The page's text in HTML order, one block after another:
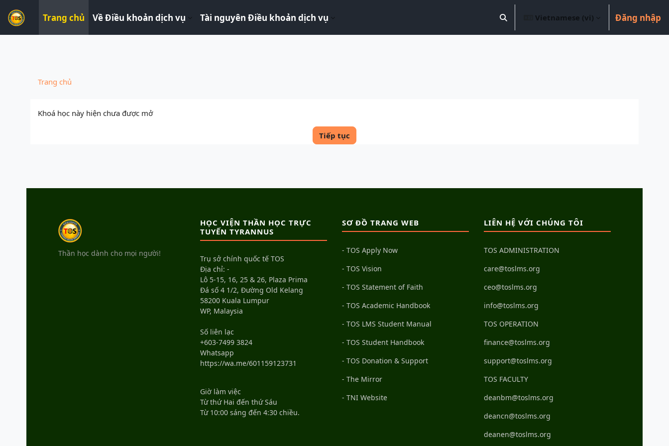
----------------------------
Chuyển tới nội dung chính
Trang chủ Về Điều khoản dịch vụ Tài nguyên Điều khoản dịch vụ Chuyển đổi chọn tìm kiếm
Vietnamese ‎(vi)‎ Đăng nhập
Trang chủ
Khoá học này hiện chưa được mở
Tiếp tục
Thần học dành cho mọi người!
HỌC VIỆN THẦN HỌC TRỰC
TUYẾN TYRANNUS
Trụ sở chính quốc tế TOS
Địa chỉ: -
Lô 5-15, 16, 25 & 26, Plaza Prima
Đá số 4 1/2, Đường Old Kelang
58200 Kuala Lumpur
WP, Malaysia
Số liên lạc
+603-7499 3824
Whatsapp
https://wa.me/601159123731
Giờ làm việc
Từ thứ Hai đến thứ Sáu
Từ 10:00 sáng đến 4:30 chiều.
SƠ ĐỒ TRANG WEB
- TOS Apply Now
- TOS Vision
- TOS Statement of Faith
- TOS Academic Handbook
- TOS LMS Student Manual
- TOS Student Handbook
- TOS Donation & Support
- The Mirror
- TNI Website
LIÊN HỆ VỚI CHÚNG TÔI
TOS ADMINISTRATION
care@toslms.org
ceo@toslms.org
info@toslms.org
TOS OPERATION
finance@toslms.org
support@toslms.org
TOS FACULTY
deanbm@toslms.org
deancn@toslms.org
deanen@toslms.org